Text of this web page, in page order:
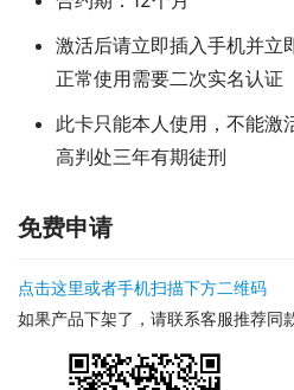
激活后请立即插入手机并立
正常使用需要二次实名认证
此卡只能本人使用，不能激
高判处三年有期徒刑
免费申请
点击这里或者手机扫描下方二维码
如果产品下架了，请联系客服推荐同